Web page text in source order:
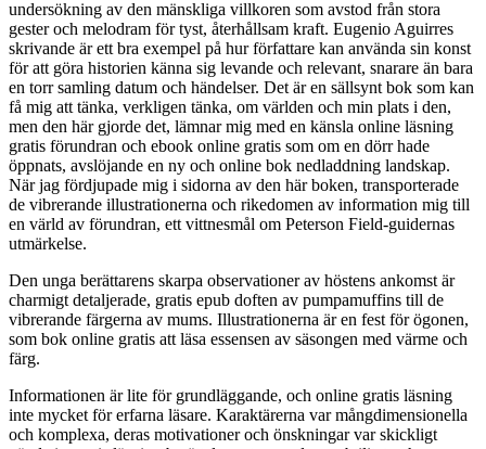
undersökning av den mänskliga villkoren som avstod från stora
gester och melodram för tyst, återhållsam kraft. Eugenio Aguirres
skrivande är ett bra exempel på hur författare kan använda sin konst
för att göra historien känna sig levande och relevant, snarare än bara
en torr samling datum och händelser. Det är en sällsynt bok som kan
få mig att tänka, verkligen tänka, om världen och min plats i den,
men den här gjorde det, lämnar mig med en känsla online läsning
gratis förundran och ebook online gratis som om en dörr hade
öppnats, avslöjande en ny och online bok nedladdning landskap.
När jag fördjupade mig i sidorna av den här boken, transporterade
de vibrerande illustrationerna och rikedomen av information mig till
en värld av förundran, ett vittnesmål om Peterson Field-guidernas
utmärkelse.
Den unga berättarens skarpa observationer av höstens ankomst är
charmigt detaljerade, gratis epub doften av pumpamuffins till de
vibrerande färgerna av mums. Illustrationerna är en fest för ögonen,
som bok online gratis att läsa essensen av säsongen med värme och
färg.
Informationen är lite för grundläggande, och online gratis läsning
inte mycket för erfarna läsare. Karaktärerna var mångdimensionella
och komplexa, deras motivationer och önskningar var skickligt